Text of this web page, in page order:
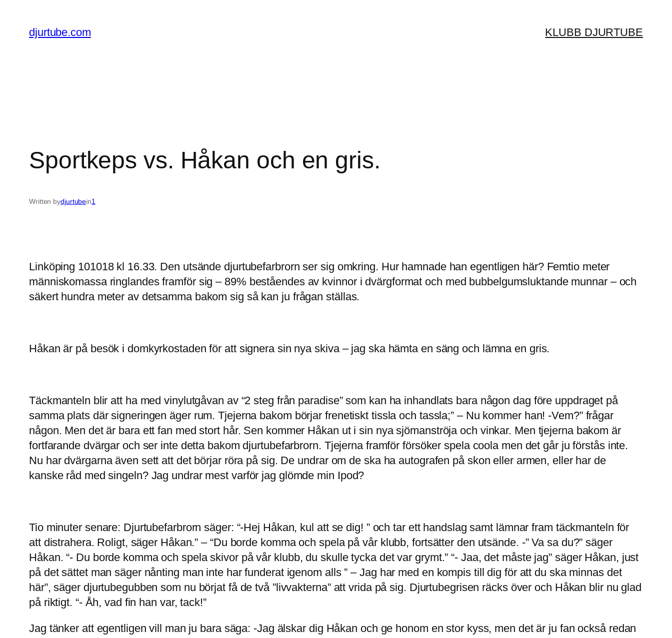
content
djurtube.com KLUBB DJURTUBE
Sportkeps vs. Håkan och en gris.
Written bydjurtubein1
Linköping 101018 kl 16.33. Den utsände djurtubefarbrorn ser sig omkring. Hur hamnade han egentligen här? Femtio meter
människomassa ringlandes framför sig – 89% beståendes av kvinnor i dvärgformat och med bubbelgumsluktande munnar – och
säkert hundra meter av detsamma bakom sig så kan ju frågan ställas.
Håkan är på besök i domkyrkostaden för att signera sin nya skiva – jag ska hämta en säng och lämna en gris.
Täckmanteln blir att ha med vinylutgåvan av “2 steg från paradise” som kan ha inhandlats bara någon dag före uppdraget på
samma plats där signeringen äger rum. Tjejerna bakom börjar frenetiskt tissla och tassla;” – Nu kommer han! -Vem?” frågar
någon. Men det är bara ett fan med stort hår. Sen kommer Håkan ut i sin nya sjömanströja och vinkar. Men tjejerna bakom är
fortfarande dvärgar och ser inte detta bakom djurtubefarbrorn. Tjejerna framför försöker spela coola men det går ju förstås inte.
Nu har dvärgarna även sett att det börjar röra på sig. De undrar om de ska ha autografen på skon eller armen, eller har de
kanske råd med singeln? Jag undrar mest varför jag glömde min Ipod?
Tio minuter senare: Djurtubefarbrorn säger: “-Hej Håkan, kul att se dig! ” och tar ett handslag samt lämnar fram täckmanteln för
att distrahera. Roligt, säger Håkan.” – “Du borde komma och spela på vår klubb, fortsätter den utsände. -” Va sa du?” säger
Håkan. “- Du borde komma och spela skivor på vår klubb, du skulle tycka det var grymt.” “- Jaa, det måste jag” säger Håkan, just
på det sättet man säger nånting man inte har funderat igenom alls ” – Jag har med en kompis till dig för att du ska minnas det
här”, säger djurtubegubben som nu börjat få de två ”livvakterna” att vrida på sig. Djurtubegrisen räcks över och Håkan blir nu glad
på riktigt. “- Åh, vad fin han var, tack!”
Jag tänker att egentligen vill man ju bara säga: -Jag älskar dig Håkan och ge honom en stor kyss, men det är ju fan också redan